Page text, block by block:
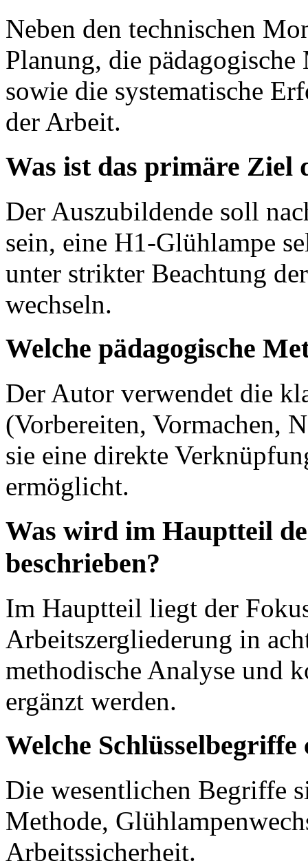
Neben den technischen
Planung, die
sowie die systematische
der Arbeit.
Was ist das primäre Ziel
Der Auszubildende soll
sein, eine H1-Glühlampe
unter strikter Beachtung
wechseln.
Welche pädagogische
Der Autor verwendet die
(Vorbereiten, Vormachen,
sie eine direkte
ermöglicht.
Was wird im Hauptteil
beschrieben?
Im Hauptteil liegt der
Arbeitszergliederung in
methodische Analyse und
ergänzt werden.
Welche
Die wesentlichen Begriffe
Methode,
Arbeitssicherheit.